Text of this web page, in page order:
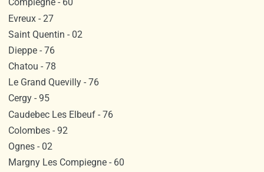
Compiegne - 60
Evreux - 27
Saint Quentin - 02
Dieppe - 76
Chatou - 78
Le Grand Quevilly - 76
Cergy - 95
Caudebec Les Elbeuf - 76
Colombes - 92
Ognes - 02
Margny Les Compiegne - 60